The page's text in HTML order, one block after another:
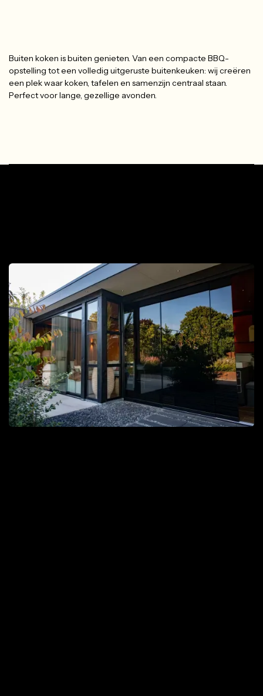
Buiten koken is buiten genieten. Van een compacte BBQ-
opstelling tot een volledig uitgeruste buitenkeuken: wij creëren
een plek waar koken, tafelen en samenzijn centraal staan.
Perfect voor lange, gezellige avonden.